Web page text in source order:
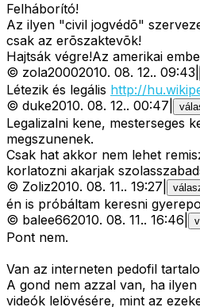
Felháborító!
Az ilyen "civil jogvédõ"
csak az erõszaktevõk!
Hajtsák végre!Az amerikai
© zola20002010. 08. 12.. 09:43
Létezik és legális http://
© duke2010. 08. 12.. 00:47
Legalizalni kene, mesterseges
megszunenek.
Csak hat akkor nem lehet
korlatozni akarjak
© Zoliz2010. 08. 11.. 19:27
én is próbáltam keresni
© balee662010. 08. 11.. 16:46
Pont nem.
Van az interneten pedofil
A gond nem azzal van, ha
videók lelövésére, mint az